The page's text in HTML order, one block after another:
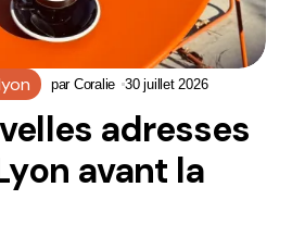
par Coralie 30 juillet 2026
adresses
avant la